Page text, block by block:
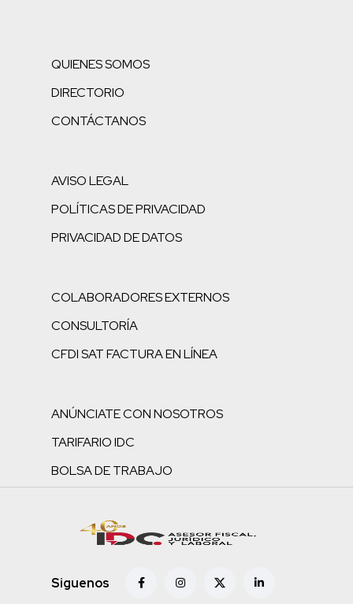
QUIENES SOMOS
DIRECTORIO
CONTÁCTANOS
AVISO LEGAL
POLÍTICAS DE PRIVACIDAD
PRIVACIDAD DE DATOS
COLABORADORES EXTERNOS
CONSULTORÍA
CFDI SAT FACTURA EN LÍNEA
ANÚNCIATE CON NOSOTROS
TARIFARIO IDC
BOLSA DE TRABAJO
Siguenos